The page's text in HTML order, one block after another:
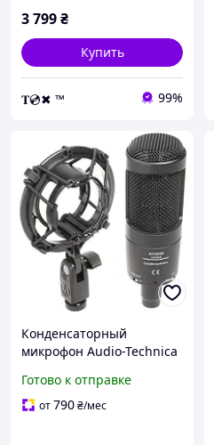
3 799₴
Купить
𝐓💿✖ ™ 99%
Конденсаторный
микрофон Audio-Technica
Готово к отправке
от790₴/мес